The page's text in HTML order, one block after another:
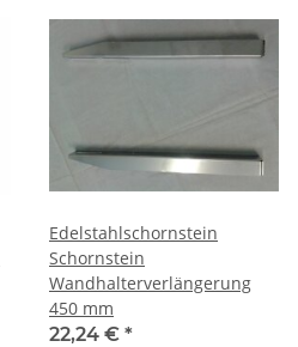
Edelstahlschornstein
Schornstein
Wandhalterverlängerung
450 mm
22,24 € *